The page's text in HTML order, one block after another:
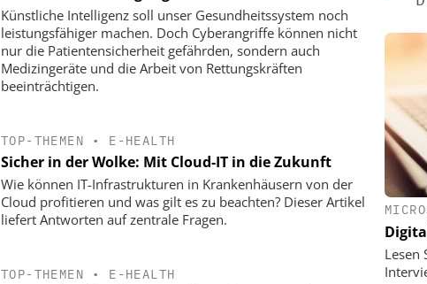
Künstliche Intelligenz soll unser Gesundheitssystem noch
leistungsfähiger machen. Doch Cyberangriffe können nicht
nur die Patientensicherheit gefährden, sondern auch
Medizingeräte und die Arbeit von Rettungskräften
beeinträchtigen.
TOP-THEMEN • E-HEALTH
Sicher in der Wolke: Mit Cloud-IT in die Zukunft
Wie können IT-Infrastrukturen in Krankenhäusern von der
Cloud profitieren und was gilt es zu beachten? Dieser Artikel
liefert Antworten auf zentrale Fragen.
TOP-THEMEN • E-HEALTH
Lesen